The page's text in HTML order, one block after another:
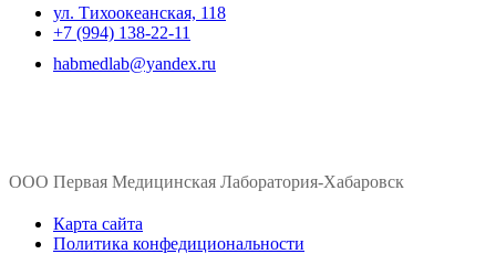
ул. ​Тихоокеанская, 118
+7 (994) 138-22-11
habmedlab@yandex.ru
ООО Первая Медицинская Лаборатория-Хабаровск
Карта сайта
Политика конфедициональности